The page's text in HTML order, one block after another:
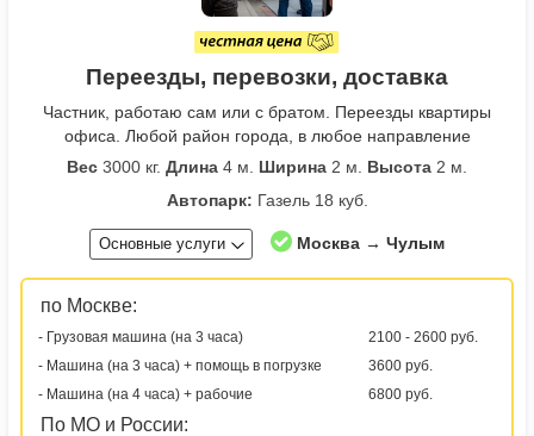
Переезды, перевозки, доставка
Частник, работаю сам или с братом. Переезды квартиры
офиса. Любой район города, в любое направление
Вес 3000 кг. Длина 4 м. Ширина 2 м. Высота 2 м.
Автопарк: Газель 18 куб.
Основные услуги Москва → Чулым
по Москве:
- Грузовая машина (на 3 часа)
2100 - 2600 руб.
- Машина (на 3 часа) + помощь в погрузке
3600 руб.
- Машина (на 4 часа) + рабочие
6800 руб.
По МО и России: